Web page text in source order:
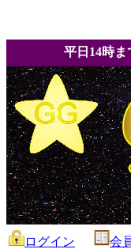
平日14時
ログイン 会